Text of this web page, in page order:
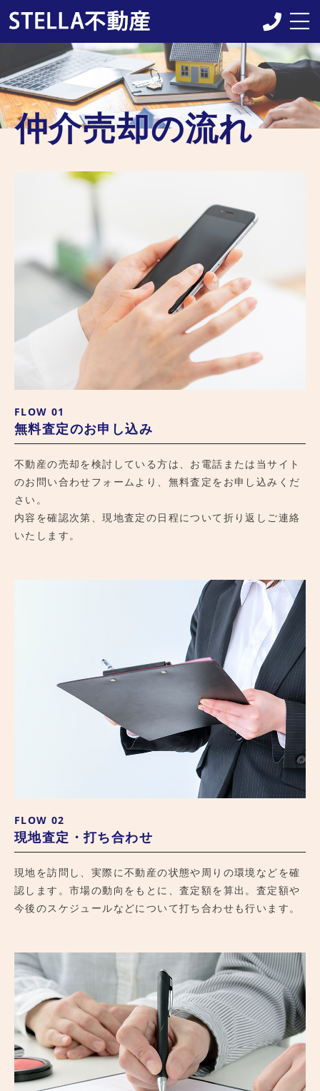
当店について
業務内容
仲介売却の流れ
不動産お役立ち情報
購入はこちらへ
お問い合わせ
アクセス
総合サイト
仲介売却の流れ
FLOW 01
無料査定のお申し込み
不動産の売却を検討している方は、お電話または当サイト
のお問い合わせフォームより、無料査定をお申し込みくだ
さい。
内容を確認次第、現地査定の日程について折り返しご連絡
いたします。
FLOW 02
現地査定・打ち合わせ
現地を訪問し、実際に不動産の状態や周りの環境などを確
認します。市場の動向をもとに、査定額を算出。査定額や
今後のスケジュールなどについて打ち合わせも行います。